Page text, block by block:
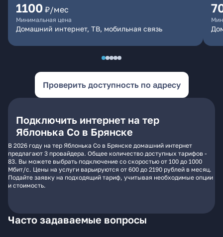
1100 ₽/мес
Минимальная цена
Домашний интернет, ТВ, мобильная связь
Проверить доступность по адресу
Подключить интернет на тер
Яблонька Со в Брянске
В 2026 году на тер Яблонька Со в Брянске домашний интернет
предлагают 3 провайдера. Общее количество доступных тарифов -
83. Вы можете выбрать подключение со скоростью от 100 до 1000
Мбит/с. Цены на услуги варьируются от 600 до 2190 рублей в месяц.
Подайте заявку на подходящий тариф, учитывая необходимые опции
и стоимость.
Часто задаваемые вопросы